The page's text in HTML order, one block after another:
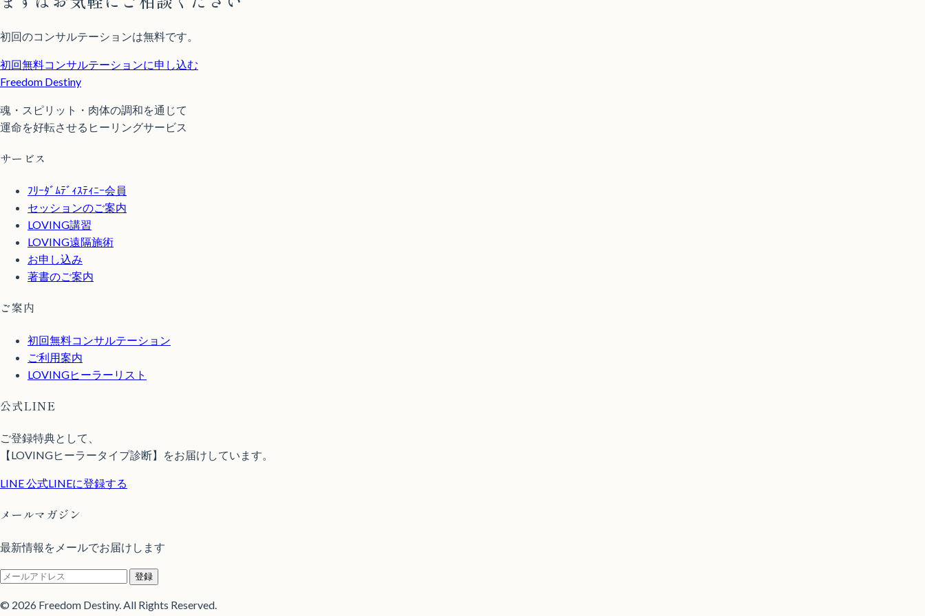
初回のコンサルテーションは無料です。
初回無料コンサルテーションに申し込む
Freedom Destiny
魂・スピリット・肉体の調和を通じて
運命を好転させるヒーリングサービス
サービス
ﾌﾘｰﾀﾞﾑﾃﾞｨｽﾃｨﾆｰ会員
セッションのご案内
LOVING講習
LOVING遠隔施術
お申し込み
著書のご案内
ご案内
初回無料コンサルテーション
ご利用案内
LOVINGヒーラーリスト
公式LINE
ご登録特典として、
【LOVINGヒーラータイプ診断】をお届けしています。
LINE公式LINEに登録する
メールマガジン
最新情報をメールでお届けします
登録
© 2026 Freedom Destiny. All Rights Reserved.